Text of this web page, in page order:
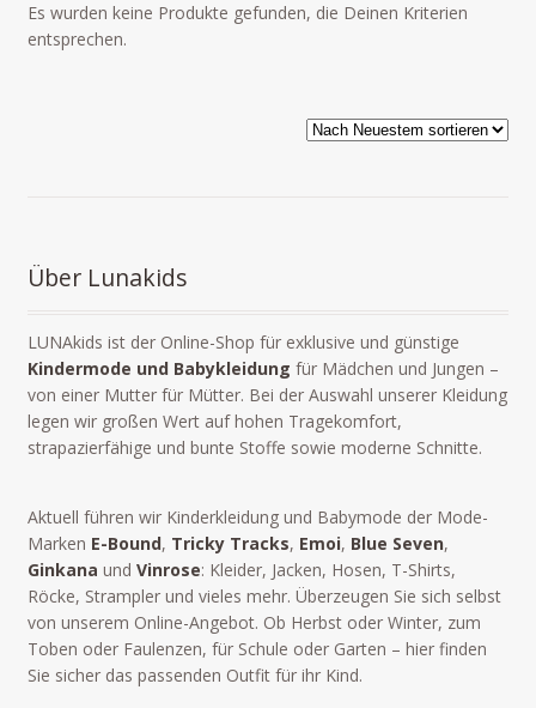
Es wurden keine Produkte gefunden, die Deinen Kriterien
entsprechen.
Über Lunakids
LUNAkids ist der Online-Shop für exklusive und günstige
Kindermode und Babykleidung für Mädchen und Jungen –
von einer Mutter für Mütter. Bei der Auswahl unserer Kleidung
legen wir großen Wert auf hohen Tragekomfort,
strapazierfähige und bunte Stoffe sowie moderne Schnitte.
Aktuell führen wir Kinderkleidung und Babymode der Mode-
Marken E-Bound, Tricky Tracks, Emoi, Blue Seven,
Ginkana und Vinrose: Kleider, Jacken, Hosen, T-Shirts,
Röcke, Strampler und vieles mehr. Überzeugen Sie sich selbst
von unserem Online-Angebot. Ob Herbst oder Winter, zum
Toben oder Faulenzen, für Schule oder Garten – hier finden
Sie sicher das passenden Outfit für ihr Kind.